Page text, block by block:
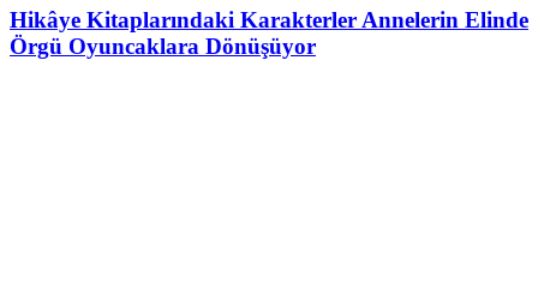
Hikâye Kitaplarındaki Karakterler Annelerin Elinde
Örgü Oyuncaklara Dönüşüyor